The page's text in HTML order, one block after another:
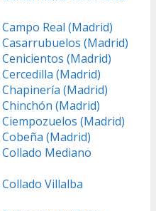
Real (Madrid)
(Madrid)
(Madrid)
(Madrid)
(Madrid)
(Madrid)
(Madrid)
(Madrid)
Mediano
Villalba